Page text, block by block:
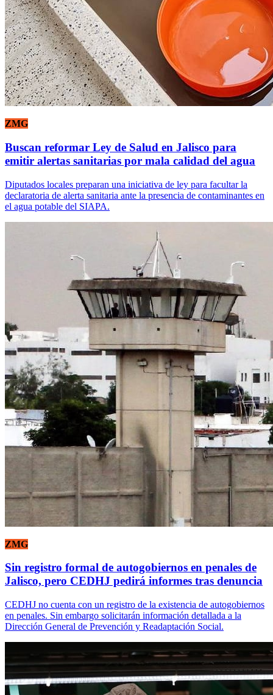
ZMG
Buscan reformar Ley de Salud en Jalisco para
emitir alertas sanitarias por mala calidad del agua
Diputados locales preparan una iniciativa de ley para facultar la
declaratoria de alerta sanitaria ante la presencia de contaminantes en
el agua potable del SIAPA.
ZMG
Sin registro formal de autogobiernos en penales de
Jalisco, pero CEDHJ pedirá informes tras denuncia
CEDHJ no cuenta con un registro de la existencia de autogobiernos
en penales. Sin embargo solicitarán información detallada a la
Dirección General de Prevención y Readaptación Social.